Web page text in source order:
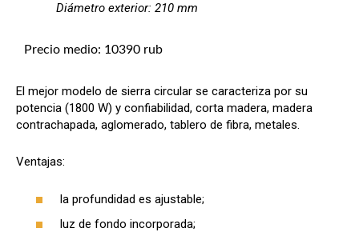
Diámetro exterior: 210 mm
Precio medio: 10390 rub
El mejor modelo de sierra circular se caracteriza por su
potencia (1800 W) y confiabilidad, corta madera, madera
contrachapada, aglomerado, tablero de fibra, metales.
Ventajas:
la profundidad es ajustable;
luz de fondo incorporada;